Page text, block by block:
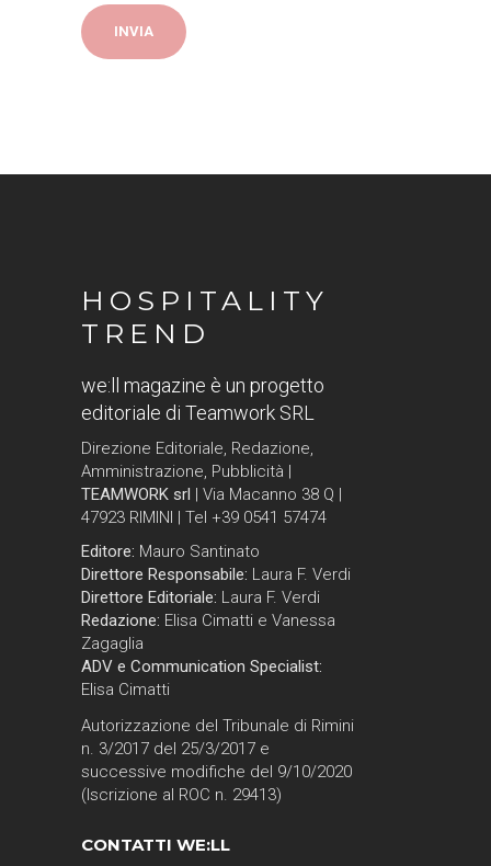
HOSPITALITY
TREND
we:ll magazine è un progetto
editoriale di Teamwork SRL
Direzione Editoriale, Redazione,
Amministrazione, Pubblicità |
TEAMWORK srl
| Via Macanno 38 Q |
47923 RIMINI | Tel +39 0541 57474
Editore: Mauro Santinato
Direttore Responsabile: Laura F. Verdi
Direttore Editoriale: Laura F. Verdi
Redazione: Elisa Cimatti e Vanessa
Zagaglia
ADV e Communication Specialist:
Elisa Cimatti
Autorizzazione del Tribunale di Rimini
n. 3/2017 del 25/3/2017 e
successive modifiche del 9/10/2020
(Iscrizione al ROC n. 29413)
CONTATTI WE:LL